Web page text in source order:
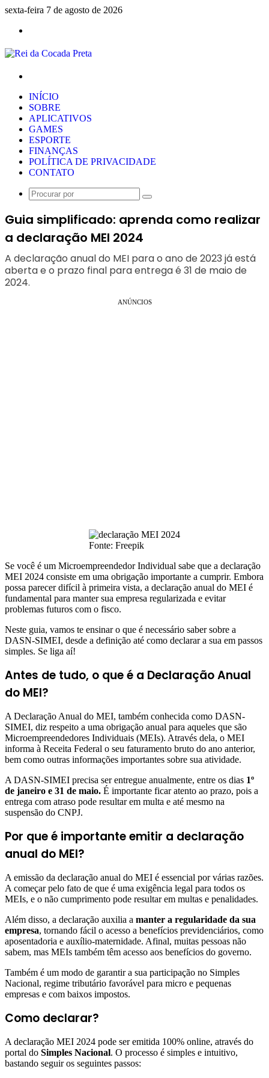
sexta-feira 7 de agosto de 2026
INÍCIO
SOBRE
APLICATIVOS
GAMES
ESPORTE
FINANÇAS
POLÍTICA DE PRIVACIDADE
CONTATO
Procurar
Guia simplificado: aprenda como realizar
a declaração MEI 2024
A declaração anual do MEI para o ano de 2023 já está
aberta e o prazo final para entrega é 31 de maio de
2024.
ANÚNCIOS
Fonte: Freepik
Se você é um Microempreendedor Individual sabe que a declaração
MEI 2024 consiste em uma obrigação importante a cumprir. Embora
possa parecer difícil à primeira vista, a declaração anual do MEI é
fundamental para manter sua empresa regularizada e evitar
problemas futuros com o fisco.
Neste guia, vamos te ensinar o que é necessário saber sobre a
DASN-SIMEI, desde a definição até como declarar a sua em passos
simples. Se liga aí!
Antes de tudo, o que é a Declaração Anual
do MEI?
A Declaração Anual do MEI, também conhecida como DASN-
SIMEI, diz respeito a uma obrigação anual para aqueles que são
Microempreendedores Individuais (MEIs). Através dela, o MEI
informa à Receita Federal o seu faturamento bruto do ano anterior,
bem como outras informações importantes sobre sua atividade.
A DASN-SIMEI precisa ser entregue anualmente, entre os dias 1º
de janeiro e 31 de maio. É importante ficar atento ao prazo, pois a
entrega com atraso pode resultar em multa e até mesmo na
suspensão do CNPJ.
Por que é importante emitir a declaração
anual do MEI?
A emissão da declaração anual do MEI é essencial por várias razões.
A começar pelo fato de que é uma exigência legal para todos os
MEIs, e o não cumprimento pode resultar em multas e penalidades.
Além disso, a declaração auxilia a manter a regularidade da sua
empresa, tornando fácil o acesso a benefícios previdenciários, como
aposentadoria e auxílio-maternidade. Afinal, muitas pessoas não
sabem, mas MEIs também têm acesso aos benefícios do governo.
Também é um modo de garantir a sua participação no Simples
Nacional, regime tributário favorável para micro e pequenas
empresas e com baixos impostos.
Como declarar?
A declaração MEI 2024 pode ser emitida 100% online, através do
portal do Simples Nacional. O processo é simples e intuitivo,
bastando seguir os seguintes passos: